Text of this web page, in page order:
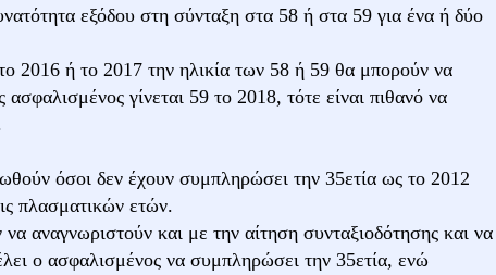
εξόδου στη σύνταξη στα 58 ή στα 59 για ένα ή δύο
2016 ή το 2017 την ηλικία των 58 ή 59 θα μπορούν να
γίνεται 59 το 2018, τότε είναι πιθανό να
όσοι δεν έχουν συμπληρώσει την 35ετία ως το 2012
πλασματικών ετών.
αναγνωριστούν και με την αίτηση συνταξιοδότησης και να
ο ασφαλισμένος να συμπληρώσει την 35ετία, ενώ